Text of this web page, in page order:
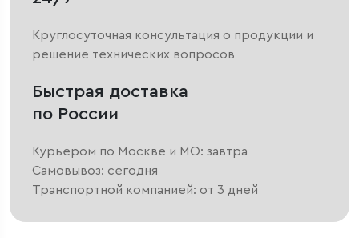
Круглосуточная консультация о продукции и
решение технических вопросов
Быстрая доставка
по России
Курьером по Москве и МО: завтра
Самовывоз: сегодня
Транспортной компанией: от 3 дней